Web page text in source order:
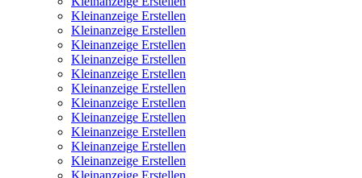
Kleinanzeige Erstellen
Kleinanzeige Erstellen
Kleinanzeige Erstellen
Kleinanzeige Erstellen
Kleinanzeige Erstellen
Kleinanzeige Erstellen
Kleinanzeige Erstellen
Kleinanzeige Erstellen
Kleinanzeige Erstellen
Kleinanzeige Erstellen
Kleinanzeige Erstellen
Kleinanzeige Erstellen